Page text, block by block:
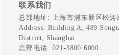
联系我们
总部地址: 上海市浦东新区松涛
Address: Building A, 489
District, Shanghai
总部电话: 021-3800 6000